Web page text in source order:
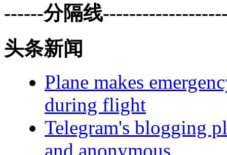
------分隔线
头条新闻
Plane makes
during flight
Telegram's blogging
and anonymous